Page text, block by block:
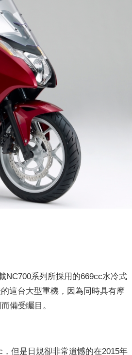
NC700系列所採用的669cc水冷式
這台大型重機，因為同時具有摩
備受矚目。
但是日規卻非常遺憾的在2015年